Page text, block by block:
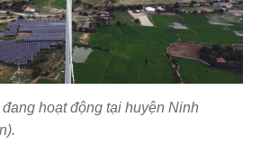
hoạt động tại huyện Ninh